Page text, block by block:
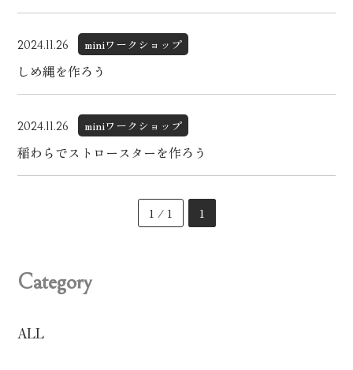
Category
ALL
2024.11.26 miniワークショップ
しめ縄を作ろう
2024.11.26 miniワークショップ
稲わらでストロースターを作ろう
1 / 1 1